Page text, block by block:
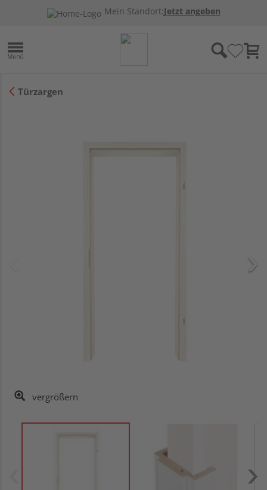
Mein Standort:Jetzt angeben
Türzargen
vergrößern